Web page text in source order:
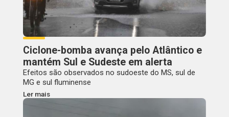
Ciclone-bomba avança pelo Atlântico e
mantém Sul e Sudeste em alerta
Efeitos são observados no sudoeste do MS, sul de
MG e sul fluminense
Ler mais